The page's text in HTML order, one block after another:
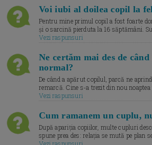
Voi iubi al doilea copil la
Pentru mine primul copil a fost foarte
și o sarcină pierduta la 16 săptămâni.
Vezi raspunsuri
Ne certăm mai des de
normal?
De când a apărut copilul, parcă ne
remarcă. Cine s-a trezit din nou
Vezi raspunsuri
Cum ramanem un cuplu,
După apariția copiilor, multe cupluri
spune prea des: relația se mută pe plan